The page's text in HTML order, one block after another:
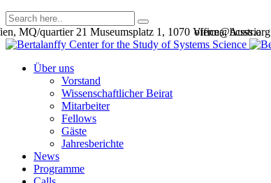
office@bcsss.org
MQ/quartier 21 Museumsplatz 1, 1070 Vienna, Austria
Über uns
Vorstand
Wissenschaftlicher Beirat
Mitarbeiter
Fellows
Gäste
Jahresberichte
News
Programme